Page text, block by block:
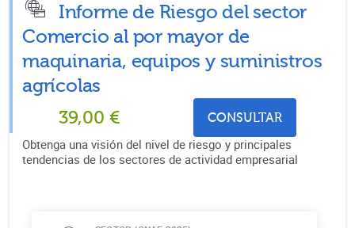
Informe de Riesgo del sector
Comercio al por mayor de
maquinaria, equipos y suministros
agrícolas
39,00 € CONSULTAR
Obtenga una visión del nivel de riesgo y principales
tendencias de los sectores de actividad empresarial